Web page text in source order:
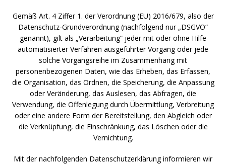
Gemäß Art. 4 Ziffer 1. der Verordnung (EU) 2016/679, also der
Datenschutz-Grundverordnung (nachfolgend nur „DSGVO“
genannt), gilt als „Verarbeitung“ jeder mit oder ohne Hilfe
automatisierter Verfahren ausgeführter Vorgang oder jede
solche Vorgangsreihe im Zusammenhang mit
personenbezogenen Daten, wie das Erheben, das Erfassen,
die Organisation, das Ordnen, die Speicherung, die Anpassung
oder Veränderung, das Auslesen, das Abfragen, die
Verwendung, die Offenlegung durch Übermittlung, Verbreitung
oder eine andere Form der Bereitstellung, den Abgleich oder
die Verknüpfung, die Einschränkung, das Löschen oder die
Vernichtung.
Mit der nachfolgenden Datenschutzerklärung informieren wir